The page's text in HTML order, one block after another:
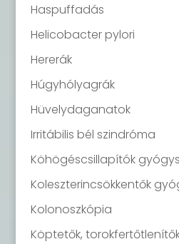
Haspuffadás
Helicobacter pylori
Hererák
Húgyhólyagrák
Hüvelydaganatok
Irritábilis bél szindróma
Köhögéscsillapítók
Koleszterincsökkentők
Kolonoszkópia
Köptetők,